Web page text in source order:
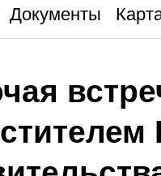
Документы